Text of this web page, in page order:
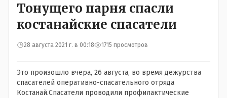
Тонущего парня спасли
костанайские спасатели
28 августа 2021 г. в 00:18 1715 просмотров
Это произошло вчера, 26 августа, во время дежурства
спасателей оперативно-спасательного отряда
Костанай.Спасатели проводили профилактические